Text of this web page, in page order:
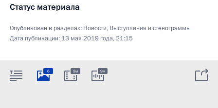
Статус материала
Опубликован в разделах: Новости, Выступления и стенограммы
Дата публикации: 13 мая 2019 года, 21:15
6 9м 9м